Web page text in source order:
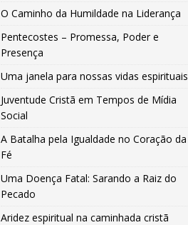
O Caminho da Humildade na Liderança
Pentecostes – Promessa, Poder e
Presença
Uma janela para nossas vidas espirituais
Juventude Cristã em Tempos de Mídia
Social
A Batalha pela Igualdade no Coração da
Fé
Uma Doença Fatal: Sarando a Raiz do
Pecado
Aridez espiritual na caminhada cristã